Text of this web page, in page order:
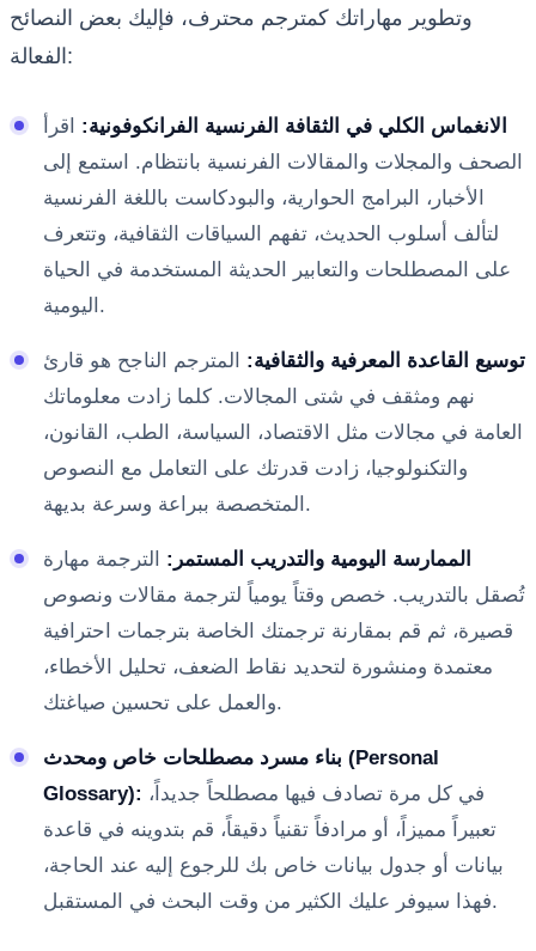
وتطوير مهاراتك كمترجم محترف، فإليك بعض النصائح
الفعالة:
الانغماس الكلي في الثقافة الفرنسية الفرانكوفونية: اقرأ
الصحف والمجلات والمقالات الفرنسية بانتظام. استمع إلى
الأخبار، البرامج الحوارية، والبودكاست باللغة الفرنسية
لتألف أسلوب الحديث، تفهم السياقات الثقافية، وتتعرف
على المصطلحات والتعابير الحديثة المستخدمة في الحياة
اليومية.
توسيع القاعدة المعرفية والثقافية: المترجم الناجح هو قارئ
نهم ومثقف في شتى المجالات. كلما زادت معلوماتك
العامة في مجالات مثل الاقتصاد، السياسة، الطب، القانون،
والتكنولوجيا، زادت قدرتك على التعامل مع النصوص
المتخصصة ببراعة وسرعة بديهة.
الممارسة اليومية والتدريب المستمر: الترجمة مهارة
تُصقل بالتدريب. خصص وقتاً يومياً لترجمة مقالات ونصوص
قصيرة، ثم قم بمقارنة ترجمتك الخاصة بترجمات احترافية
معتمدة ومنشورة لتحديد نقاط الضعف، تحليل الأخطاء،
والعمل على تحسين صياغتك.
بناء مسرد مصطلحات خاص ومحدث (Personal
Glossary):
تعبيراً مميزاً، أو مرادفاً تقنياً دقيقاً، قم بتدوينه في قاعدة
بيانات أو جدول بيانات خاص بك للرجوع إليه عند الحاجة،
فهذا سيوفر عليك الكثير من وقت البحث في المستقبل.